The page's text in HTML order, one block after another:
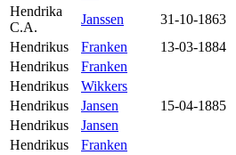
Hendrika
C.A.
Janssen 31-10-1863
Hendrikus
Franken 13-03-1884
Hendrikus
Franken
Hendrikus
Wikkers
Hendrikus
Jansen 15-04-1885
Hendrikus
Jansen
Hendrikus
Franken